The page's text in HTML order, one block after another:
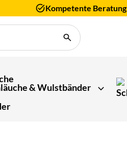
Kompetente Beratung
& Wulstbänder